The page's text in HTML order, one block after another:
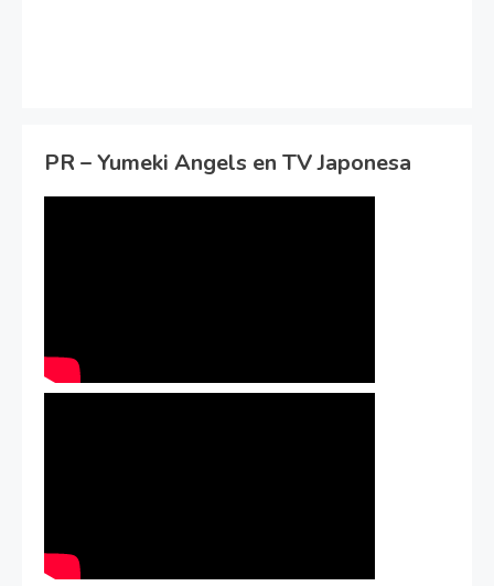
PR – Yumeki Angels en TV Japonesa